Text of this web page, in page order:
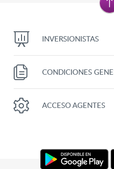
INVERSIONISTAS
CONDICIONES
ACCESO AGENTES